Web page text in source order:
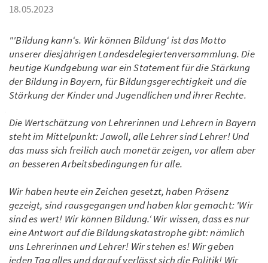
18.05.2023
"'Bildung kann‘s. Wir können Bildung‘ ist das Motto
unserer diesjährigen Landesdelegiertenversammlung. Die
heutige Kundgebung war ein Statement für die Stärkung
der Bildung in Bayern, für Bildungsgerechtigkeit und die
Stärkung der Kinder und Jugendlichen und ihrer Rechte.
Die Wertschätzung von Lehrerinnen und Lehrern in Bayern
steht im Mittelpunkt: Jawoll, alle Lehrer sind Lehrer! Und
das muss sich freilich auch monetär zeigen, vor allem aber
an besseren Arbeitsbedingungen für alle.
Wir haben heute ein Zeichen gesetzt, haben Präsenz
gezeigt, sind rausgegangen und haben klar gemacht: 'Wir
sind es wert! Wir können Bildung.‘ Wir wissen, dass es nur
eine Antwort auf die Bildungskatastrophe gibt: nämlich
uns Lehrerinnen und Lehrer! Wir stehen es! Wir geben
jeden Tag alles und darauf verlässt sich die Politik! Wir